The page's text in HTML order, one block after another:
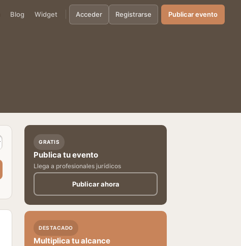
Blog Widget Acceder Registrarse Publicar evento
GRATIS
Publica tu evento
Llega a profesionales jurídicos
Publicar ahora
DESTACADO
Multiplica tu alcance